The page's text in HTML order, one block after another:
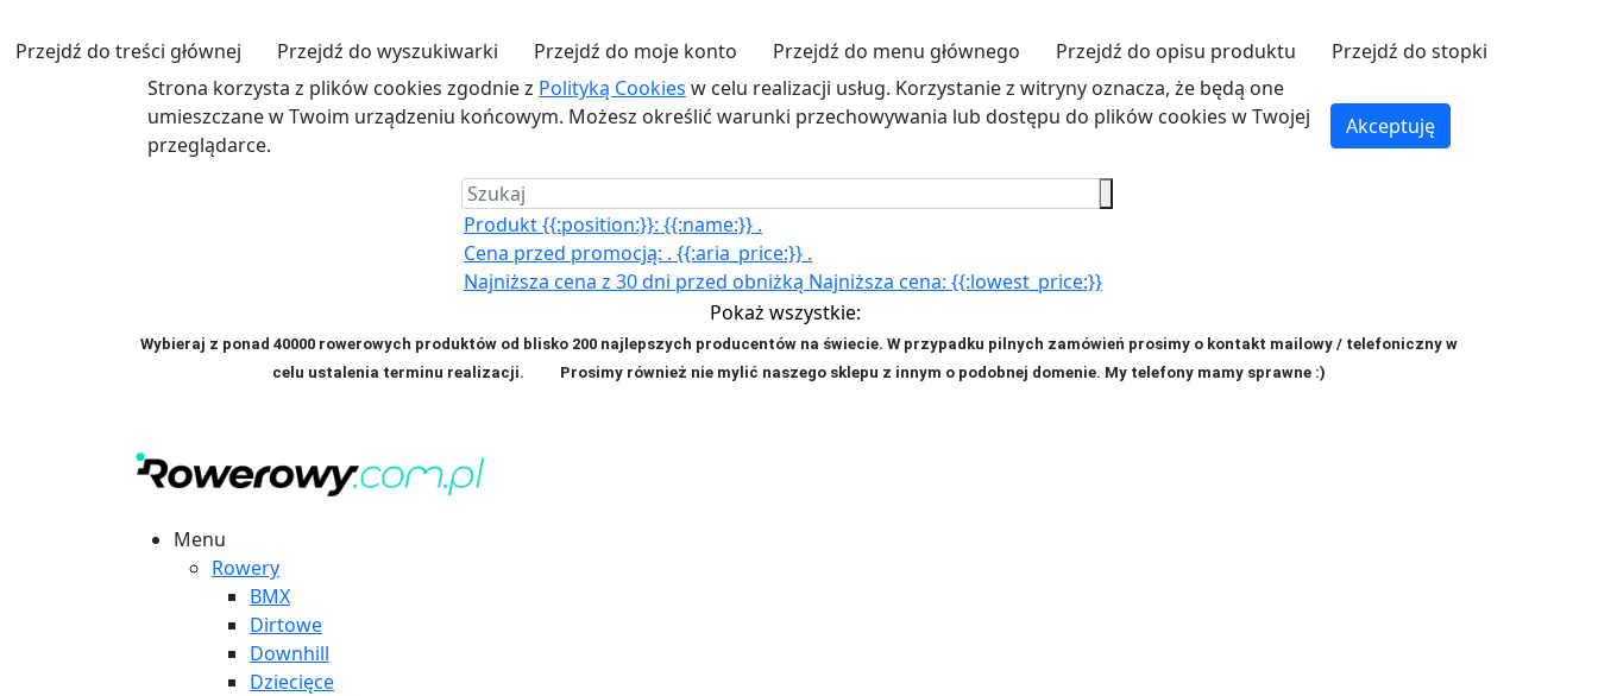
Przejdź do treści głównej Przejdź do wyszukiwarki Przejdź do moje konto Przejdź do menu głównego Przejdź do opisu produktu
Przejdź do stopki
Strona korzysta z plików cookies zgodnie z Polityką Cookies w celu realizacji usług. Korzystanie z witryny oznacza, że będą one
umieszczane w Twoim urządzeniu końcowym. Możesz określić warunki przechowywania lub dostępu do plików cookies w Twojej
przeglądarce.
Akceptuję
Produkt {{:position:}}: {{:name:}} .
Cena przed promocją: . {{:aria_price:}} .
Najniższa cena z 30 dni przed obniżką Najniższa cena: {{:lowest_price:}}
Pokaż wszystkie:
Wybieraj z ponad 40000 rowerowych produktów od blisko 200 najlepszych producentów na świecie. W przypadku pilnych zamówień prosimy o kontakt mailowy / telefoniczny w
celu ustalenia terminu realizacji. Prosimy również nie mylić naszego sklepu z innym o podobnej domenie. My telefony mamy sprawne :)
Menu
Rowery
BMX
Dirtowe
Downhill
Dziecięce